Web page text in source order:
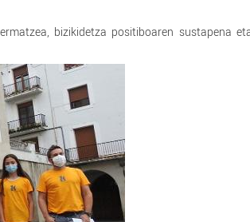
bizikidetza positiboaren sustapena